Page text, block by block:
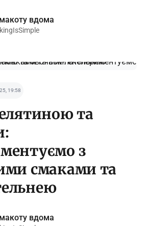
вдома
19:58
та
з
смаками та
вдома